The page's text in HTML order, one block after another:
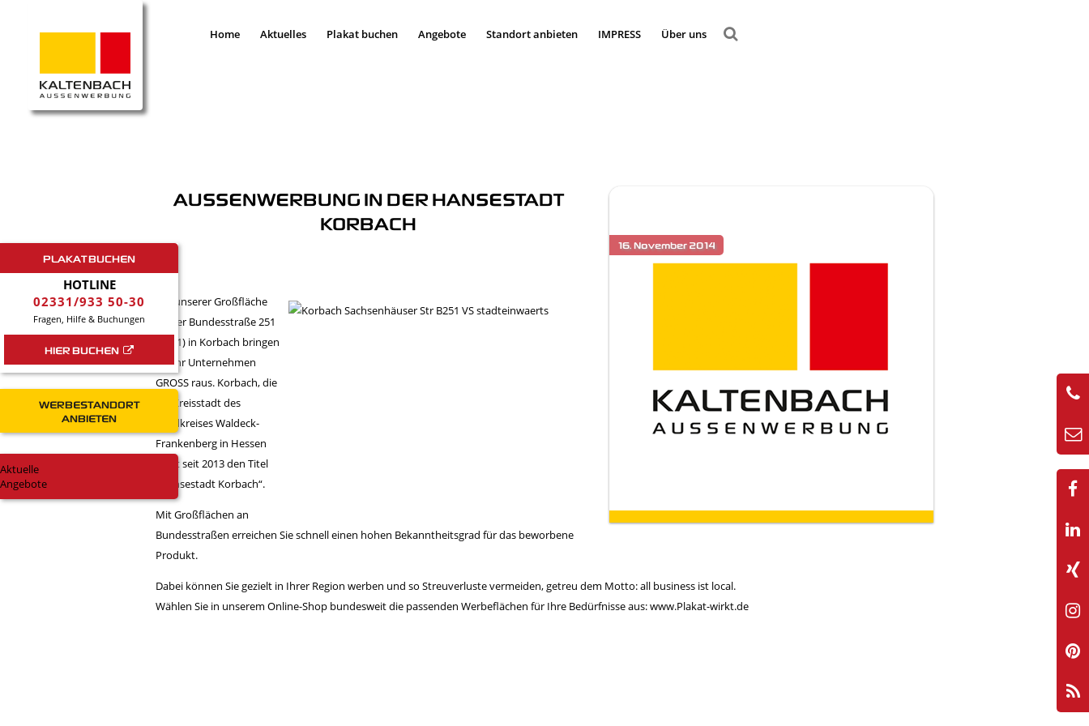
Home Aktuelles Plakat buchen Angebote Standort anbieten IMPRESS Über uns
AUSSENWERBUNG IN DER HANSESTADT
KORBACH
Mit unserer Großfläche
an der Bundesstraße 251
(B251) in Korbach bringen
Sie Ihr Unternehmen
GROSS raus. Korbach, die
die Kreisstadt des
Landkreises Waldeck-
Frankenberg in Hessen
führt seit 2013 den Titel
„Hansestadt Korbach“.
Mit Großflächen an
Bundesstraßen erreichen Sie schnell einen hohen Bekanntheitsgrad für das beworbene
Produkt.
Dabei können Sie gezielt in Ihrer Region werben und so Streuverluste vermeiden, getreu dem Motto: all business ist local.
Wählen Sie in unserem Online-Shop bundesweit die passenden Werbeflächen für Ihre Bedürfnisse aus:www.Plakat-wirkt.de
PLAKAT BUCHEN
HOTLINE
02331/933 50-30
Fragen, Hilfe & Buchungen
HIER BUCHEN
WERBESTANDORT
ANBIETEN
Aktuelle
Angebote